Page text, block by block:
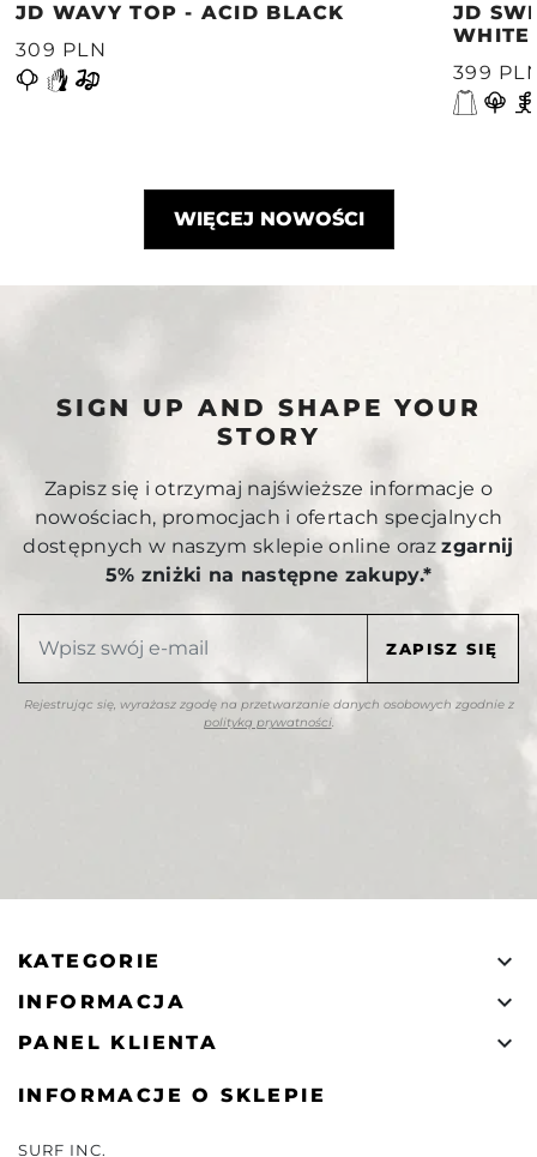
JD WAVY TOP - ACID BLACK
309 PLN
JD
WHITE
399
WIĘCEJ NOWOŚCI
SIGN UP AND SHAPE YOUR
STORY
Zapisz się i otrzymaj najświeższe informacje o
nowościach, promocjach i ofertach specjalnych
dostępnych w naszym sklepie online orazzgarnij
5% zniżki na następne zakupy.*
Rejestrując się, wyrażasz zgodę na przetwarzanie danych osobowych zgodnie z
polityką prywatności.
KATEGORIE 
INFORMACJA 
PANEL KLIENTA 
INFORMACJE O SKLEPIE
SURF INC.